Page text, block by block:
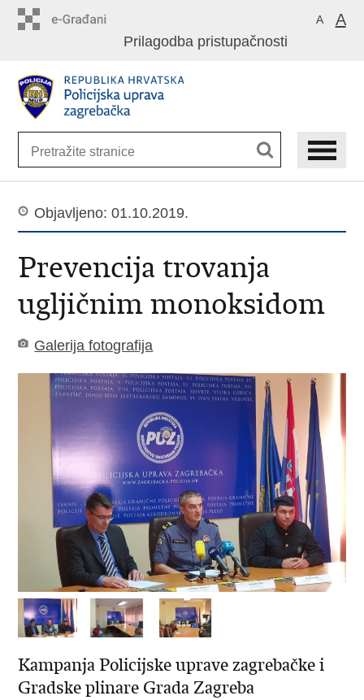
sadržaj
A A
Prilagodba pristupačnosti
Objavljeno: 01.10.2019.
Prevencija trovanja
ugljičnim monoksidom
Galerija fotografija
Kampanja Policijske uprave zagrebačke i
Gradske plinare Grada Zagreba